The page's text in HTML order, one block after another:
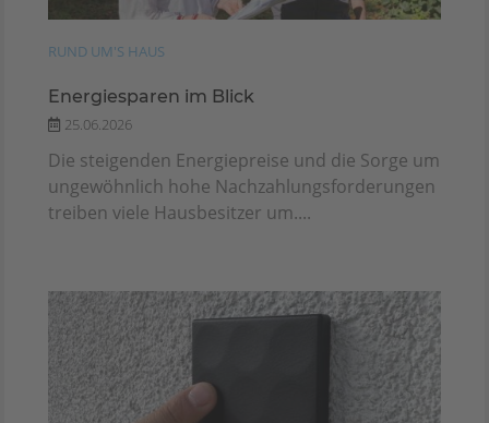
RUND UM'S HAUS
Energiesparen im Blick
25.06.2026
Die steigenden Energiepreise und die Sorge um
ungewöhnlich hohe Nachzahlungsforderungen
treiben viele Hausbesitzer um....